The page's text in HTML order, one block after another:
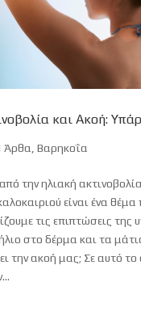
και Ακοή:
Άρθα Βαρηκοΐα
την ηλιακή
είναι ένα
τις επιπτώσεις της
στο δέρμα και τα
την ακοή μας; Σε αυτό